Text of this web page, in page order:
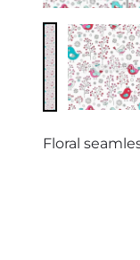
Floral